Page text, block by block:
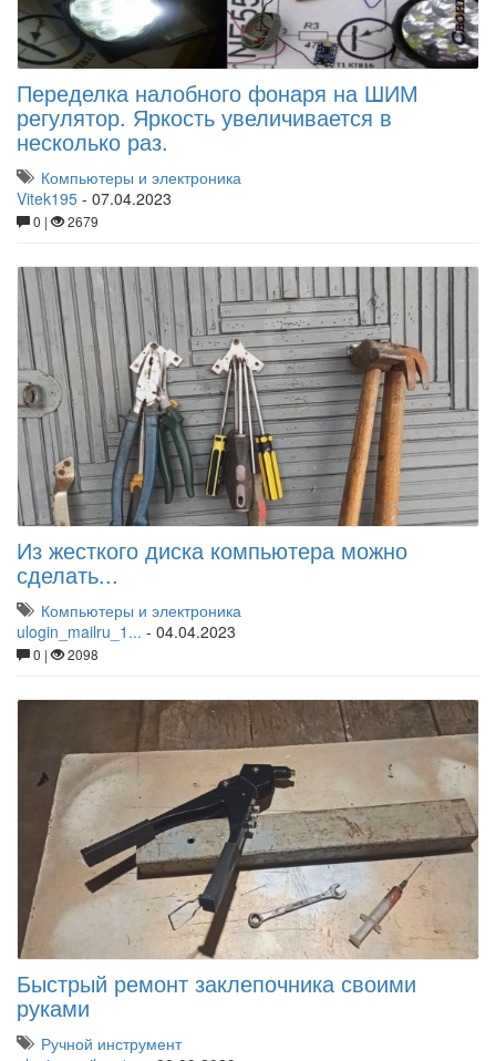
Переделка налобного фонаря на ШИМ
регулятор. Яркость увеличивается в
несколько раз.
Компьютеры и электроника
Vitek195 - 07.04.2023
0 | 2679
Из жесткого диска компьютера можно
сделать...
Компьютеры и электроника
ulogin_mailru_1... - 04.04.2023
0 | 2098
Быстрый ремонт заклепочника своими
руками
Ручной инструмент